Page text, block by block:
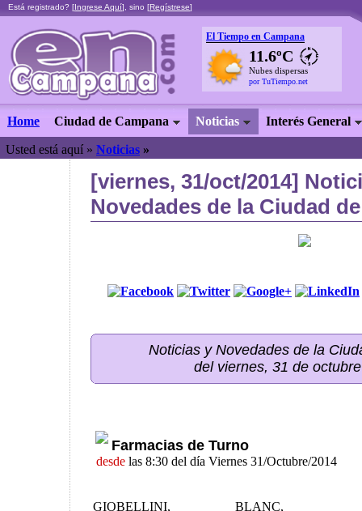
Está registrado? [Ingrese Aquí], sino [Regístrese]
El Tiempo en Campana
11.6ºC
Nubes dispersas
por TuTiempo.net
Home Ciudad de Campana Noticias Interés General
Usted está aquí » Noticias »
[viernes, 31/oct/2014]
Novedades de la Ciudad
Noticias y Novedades de la
del viernes, 31 de
Farmacias de Turno
desde las 8:30 del día Viernes 31/Octubre/2014
GIOBELLINI,
BLANC,